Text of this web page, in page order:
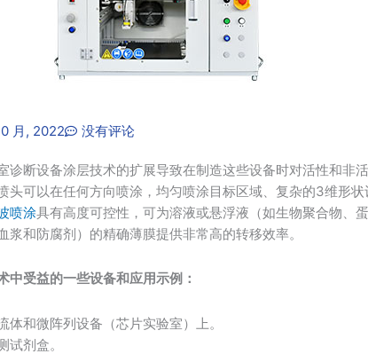
月, 2022 没有评论
诊断设备涂层技术的扩展导致在制造这些设备时对活性和非
头可以在任何方向喷涂，均匀喷涂目标区域、复杂的3维形
喷涂具有高度可控性，可为溶液或悬浮液（如生物聚合物、
浆和防腐剂）的精确薄膜提供非常高的转移效率。
中受益的一些设备和应用示例：
体和微阵列设备（芯片实验室）上。
试剂盒。